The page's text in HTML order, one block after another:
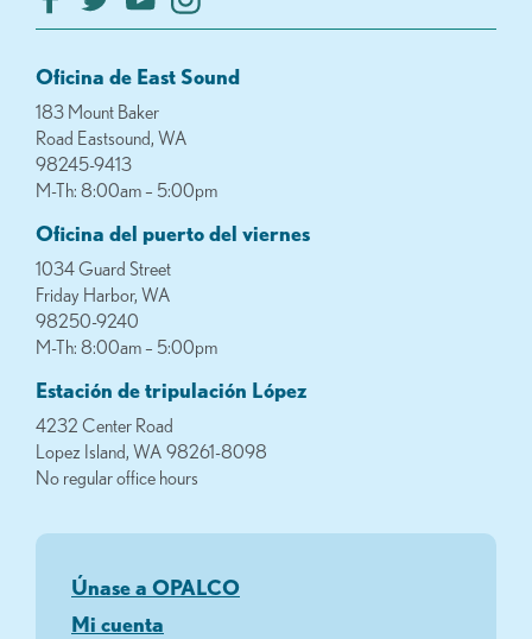
Oficina de East Sound
183 Mount Baker
Road Eastsound, WA
98245-9413
M-Th: 8:00am – 5:00pm
Oficina del puerto del viernes
1034 Guard Street
Friday Harbor, WA
98250-9240
M-Th: 8:00am – 5:00pm
Estación de tripulación López
4232 Center Road
Lopez Island, WA 98261-8098
No regular office hours
Únase a OPALCO
Mi cuenta